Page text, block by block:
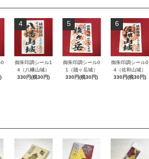
0
4
御朱印調シール1
4（八幡山城）
330円(税30円)
5
御朱印調シール0
1（賤ヶ岳城）
330円(税30円)
6
御朱印調シール0
4（佐和山城）
330円(税30円)